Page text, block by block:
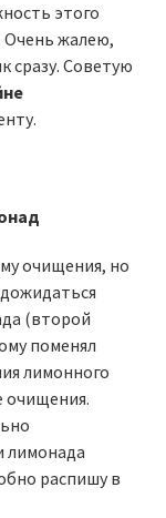
этого
Очень жалею,
сразу. Советую
очищения, но
(второй
поменял
лимонного
очищения.
лимонада
распишу в